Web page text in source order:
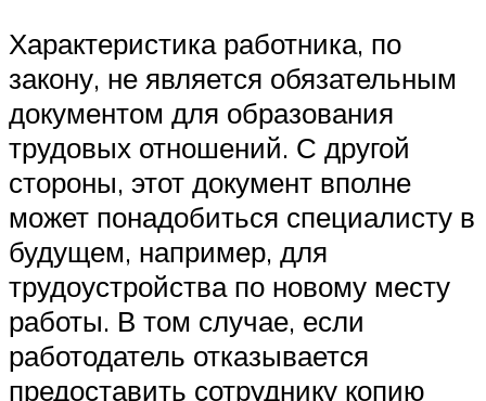
Характеристика работника, по
закону, не является обязательным
документом для образования
трудовых отношений. С другой
стороны, этот документ вполне
может понадобиться специалисту в
будущем, например, для
трудоустройства по новому месту
работы. В том случае, если
работодатель отказывается
предоставить сотруднику копию